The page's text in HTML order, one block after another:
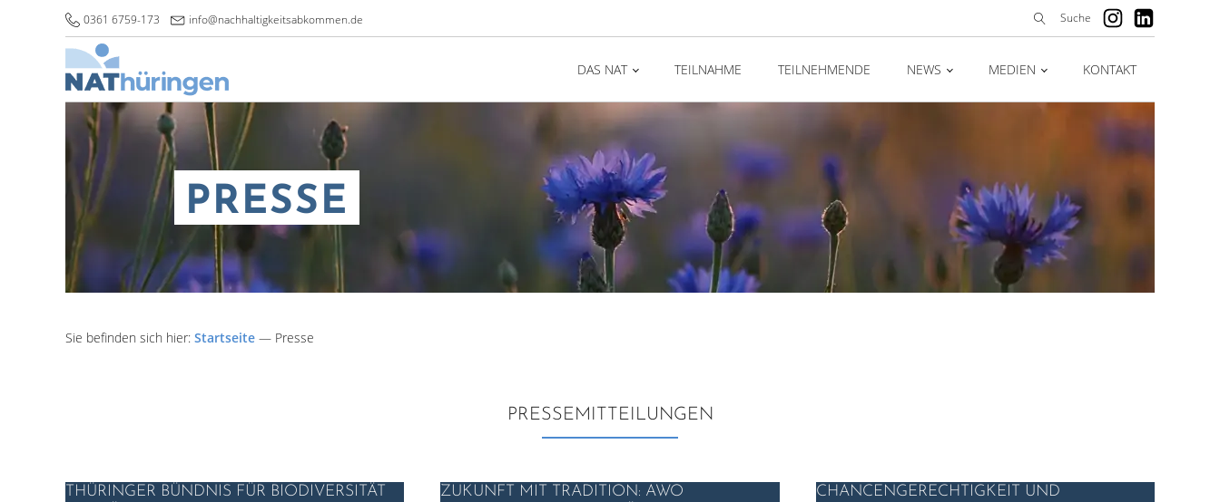
0361 6759-173 info@nachhaltigkeitsabkommen.de
Suchen
Suche
DAS NAT TEILNAHME TEILNEHMENDE NEWS MEDIEN KONTAKT
PRESSE
Sie befinden sich hier: Startseite — Presse
PRESSEMITTEILUNGEN
THÜRINGER BÜNDNIS FÜR BIODIVERSITÄT
ZUKUNFT MIT TRADITION: AWO
CHANCENGERECHTIGKEIT UND